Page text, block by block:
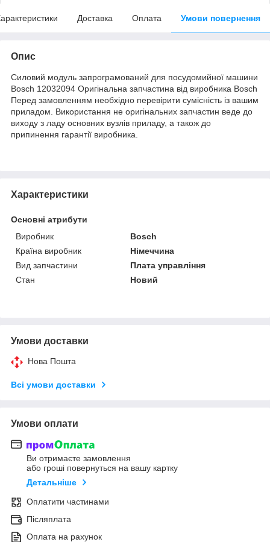
Доставка Оплата Умови повернення
Опис
Силовий модуль запрограмований для посудомийної машини
Bosch 12032094 Оригінальна запчастина від виробника Bosch
Перед замовленням необхідно перевірити сумісність із вашим
приладом. Використання не оригінальних запчастин веде до
виходу з ладу основних вузлів приладу, а також до
припинення гарантії виробника.
Характеристики
Основні атрибути
Виробник
Bosch
Країна виробник
Німеччина
Вид запчастини
Плата управління
Стан
Новий
Умови доставки
Нова Пошта
Всі умови доставки
Умови оплати
Ви отримаєте замовлення
або гроші повернуться на вашу картку
Детальніше
Оплатити частинами
Післяплата
Оплата на рахунок